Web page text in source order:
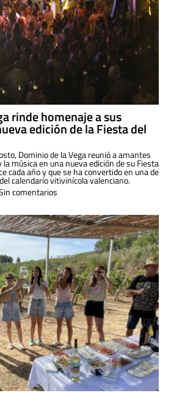
rinde homenaje a sus
edición de la Fiesta del
Dominio de la Vega reunió a amantes
música en una nueva edición de su Fiesta
cada año y que se ha convertido en una de
calendario vitivinícola valenciano.
comentarios